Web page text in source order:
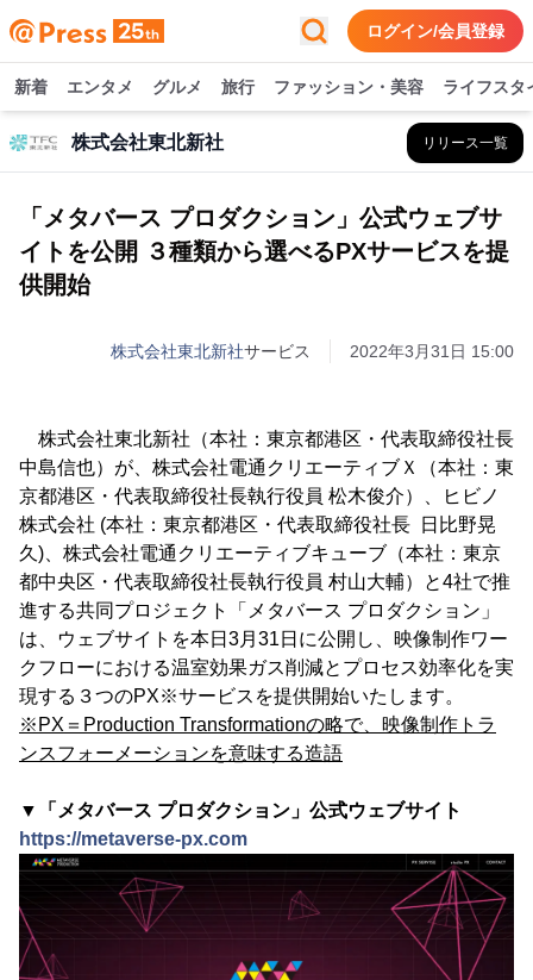
ログイン/会員登録
新着 エンタメ グルメ 旅行 ファッション・美容 ライフスタ
株式会社東北新社 リリース一覧
「メタバース プロダクション」公式ウェブサ
イトを公開 ３種類から選べるPXサービスを提
供開始
株式会社東北新社サービス 2022年3月31日 15:00
株式会社東北新社（本社：東京都港区・代表取締役社長
中島信也）が、株式会社電通クリエーティブＸ（本社：東
京都港区・代表取締役社長執行役員 松木俊介）、ヒビノ
株式会社 (本社：東京都港区・代表取締役社長 日比野晃
久)、株式会社電通クリエーティブキューブ（本社：東京
都中央区・代表取締役社長執行役員 村山大輔）と4社で推
進する共同プロジェクト「メタバース プロダクション」
は、ウェブサイトを本日3月31日に公開し、映像制作ワー
クフローにおける温室効果ガス削減とプロセス効率化を実
現する３つのPX※サービスを提供開始いたします。
※PX＝Production Transformationの略で、映像制作トラ
ンスフォーメーションを意味する造語
▼「メタバース プロダクション」公式ウェブサイト
https://metaverse-px.com